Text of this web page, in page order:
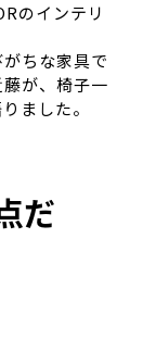
のインテリ
ちな家具で
が、椅子一
ました。
だ